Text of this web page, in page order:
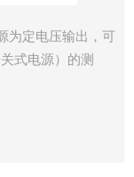
为定电压输出，可
式电源）的测
回馈到电网的产